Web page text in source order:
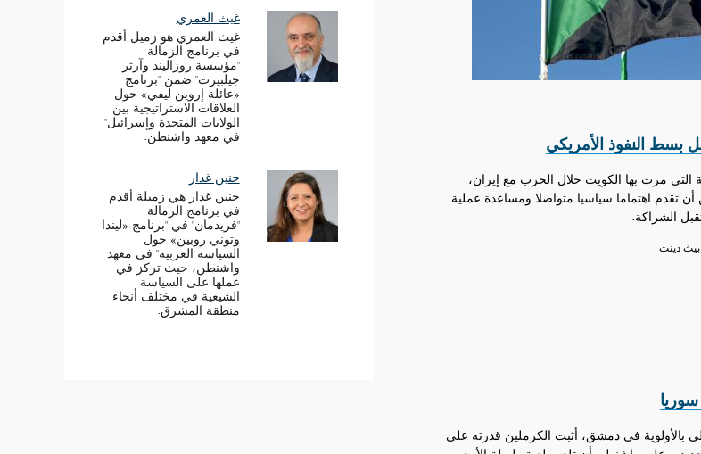
بسط النفوذ الأمريكي
التي مرت بها الكويت خلال الحرب مع إيران،
تقدم اهتماما سياسيا متواصلا ومساعدة عملية
الشراكة.
دينت
بالأولوية في دمشق، أثبت الكرملين قدرته على
غيث العمري
غيث العمري هو زميل أقدم
في برنامج الزمالة
"مؤسسة روزاليند وآرثر
جيلبيرت" ضمن "برنامج
«عائلة إروين ليفي» حول
العلاقات الاستراتيجية بين
الولايات المتحدة وإسرائيل"
في معهد واشنطن.
حنين غدار
حنين غدار هي زميلة أقدم
في برنامج الزمالة
"فريدمان" في "برنامج «ليندا
وتوني روبين» حول
السياسة العربية" في معهد
واشنطن، حيث تركز في
عملها على السياسة
الشيعية في مختلف أنحاء
منطقة المشرق.